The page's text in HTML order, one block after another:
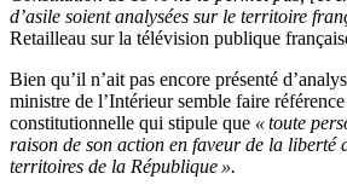
d’asile soient analysées sur le territoire
Retailleau sur la télévision publique
Bien qu’il n’ait pas encore présenté
ministre de l’Intérieur semble faire
constitutionnelle qui stipule que « toute
raison de son action en faveur de la liberté
territoires de la République ».